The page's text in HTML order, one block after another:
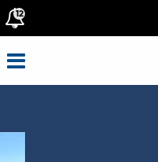
12
TÜRKİYE